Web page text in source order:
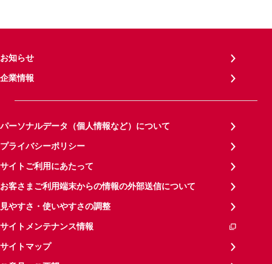
お知らせ
企業情報
パーソナルデータ（個人情報など）について
プライバシーポリシー
サイトご利用にあたって
お客さまご利用端末からの情報の外部送信について
見やすさ・使いやすさの調整
サイトメンテナンス情報
サイトマップ